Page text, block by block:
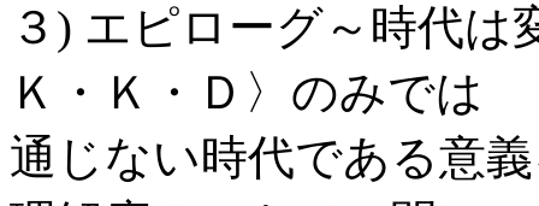
３) エピローグ～時代
Ｋ・Ｋ・Ｄ〉のみでは
通じない時代である意